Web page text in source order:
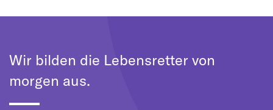
Wir bilden die Lebensretter von
morgen aus.